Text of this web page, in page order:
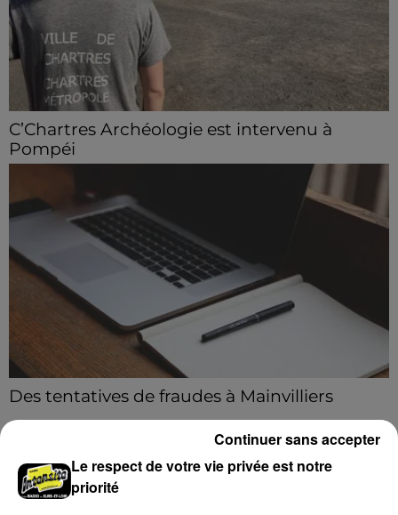
C’Chartres Archéologie est intervenu à
Pompéi
Les archéologues chartrains ont participé à une
mission de fouille du 6 au 17 juillet.
Des tentatives de fraudes à Mainvilliers
Des personnes malveillantes tentent de voler vos
A LA UNE
Le respect de votre vie privée est notre
priorité
Continuer sans accepter